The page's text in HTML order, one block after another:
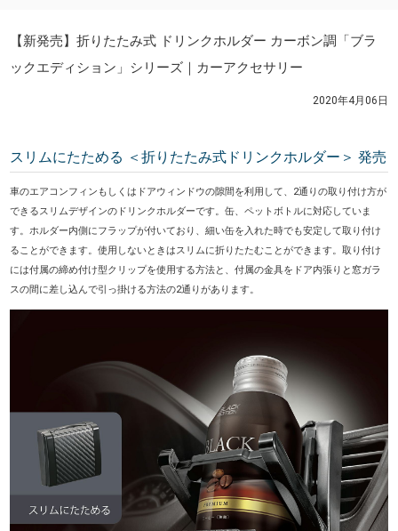
【新発売】折りたたみ式 ドリンクホルダー カーボン調「ブラ
ックエディション」シリーズ｜カーアクセサリー
2020年4月06日
スリムにたためる ＜折りたたみ式ドリンクホルダー＞ 発売
車のエアコンフィンもしくはドアウィンドウの隙間を利用して、2通りの取り付け方が
できるスリムデザインのドリンクホルダーです。缶、ペットボトルに対応していま
す。ホルダー内側にフラップが付いており、細い缶を入れた時でも安定して取り付け
ることができます。使用しないときはスリムに折りたたむことができます。取り付け
には付属の締め付け型クリップを使用する方法と、付属の金具をドア内張りと窓ガラ
スの間に差し込んで引っ掛ける方法の2通りがあります。